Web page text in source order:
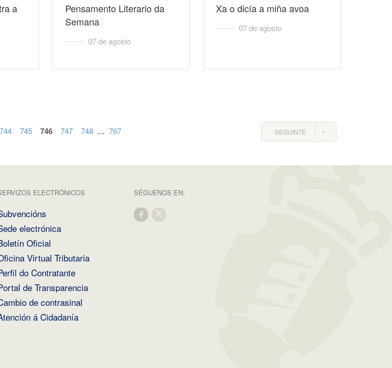
a
Pensamento Literario da
Semana
07 de agosto
Xa o dicía a miña avoa
07 de agosto
744 745 746 747 748 ... 767 SEGUINTE
ELECTRÓNICOS
electrónica
Oficial
Virtual Tributaria
do Contratante
de Transparencia
de contrasinal
á Cidadanía
SÉGUENOS EN: